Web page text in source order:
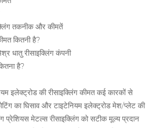
तकनीक और कीमतें
कितनी है?
धातु रीसाइक्लिंग कंपनी
है?
इलेक्ट्रोड की रीसाइक्लिंग कीमत कई कारकों से
का घिसाव और टाइटेनियम इलेक्ट्रोड मेश/प्लेट की
प्रेशियस मेटल्स रीसाइक्लिंग कोसटीक मूल्य प्रदान